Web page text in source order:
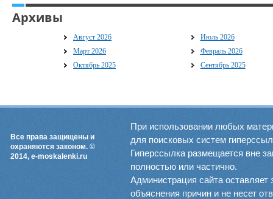
Архивы
Август 2026
Июль 2026
Март 2026
Февраль 2026
Октябрь 2025
Сентябрь 2025
Все права защищены и
охраняются законом. ©
2014, e-moskalenki.ru
При использовании любых
для поисковых систем
Гиперссылка размещается вне
полностью или частично.
Администрация сайта оставляет
объяснения причин и не несет